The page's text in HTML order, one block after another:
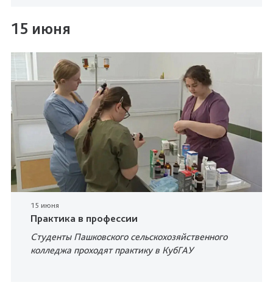
15 июня
15 июня
Практика в профессии
Студенты Пашковского сельскохозяйственного
колледжа проходят практику в КубГАУ